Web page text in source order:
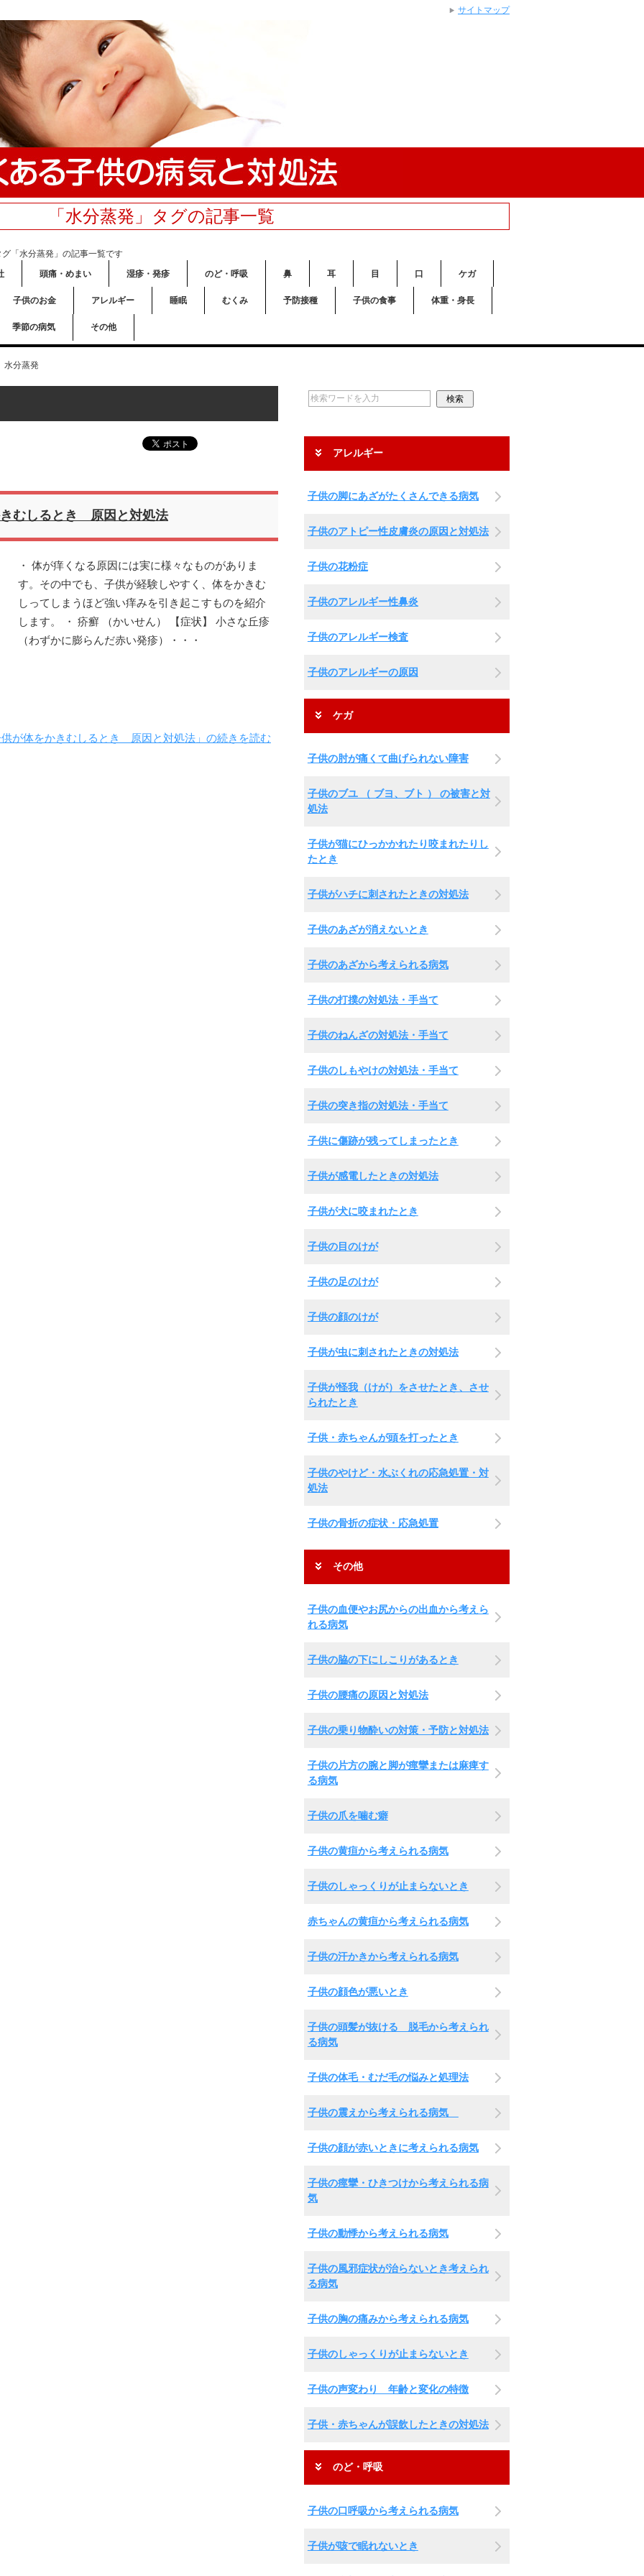
「水分蒸発」タグの記事一覧
「水分蒸発」の記事一覧です
頭痛・めまい 湿疹・発疹 のど・呼吸 鼻 耳 目 口 ケガ
子供のお金 アレルギー 睡眠 むくみ 予防接種 子供の食事 体重・身長
季節の病気 その他
水分蒸発
むしるとき 原因と対処法
・ 体が痒くなる原因には実に様々なものがありま
す。その中でも、子供が経験しやすく、体をかきむ
しってしまうほど強い痒みを引き起こすものを紹介
します。 ・ 疥癬 （かいせん） 【症状】 小さな丘疹
（わずかに膨らんだ赤い発疹）・・・
が体をかきむしるとき 原因と対処法」の続きを読む
アレルギー
子供の脚にあざがたくさんできる病気
子供のアトピー性皮膚炎の原因と対処法
子供の花粉症
子供のアレルギー性鼻炎
子供のアレルギー検査
子供のアレルギーの原因
ケガ
子供の肘が痛くて曲げられない障害
子供のブユ （ ブヨ、ブト ） の被害と対
処法
子供が猫にひっかかれたり咬まれたりし
たとき
子供がハチに刺されたときの対処法
子供のあざが消えないとき
子供のあざから考えられる病気
子供の打撲の対処法・手当て
子供のねんざの対処法・手当て
子供のしもやけの対処法・手当て
子供の突き指の対処法・手当て
子供に傷跡が残ってしまったとき
子供が感電したときの対処法
子供が犬に咬まれたとき
子供の目のけが
子供の足のけが
子供の顔のけが
子供が虫に刺されたときの対処法
子供が怪我（けが）をさせたとき、させ
られたとき
子供・赤ちゃんが頭を打ったとき
子供のやけど・水ぶくれの応急処置・対
処法
子供の骨折の症状・応急処置
その他
子供の血便やお尻からの出血から考えら
れる病気
子供の脇の下にしこりがあるとき
子供の腰痛の原因と対処法
子供の乗り物酔いの対策・予防と対処法
子供の片方の腕と脚が痙攣または麻痺す
る病気
子供の爪を噛む癖
子供の黄疸から考えられる病気
子供のしゃっくりが止まらないとき
赤ちゃんの黄疸から考えられる病気
子供の汗かきから考えられる病気
子供の顔色が悪いとき
子供の頭髪が抜ける 脱毛から考えられ
る病気
子供の体毛・むだ毛の悩みと処理法
子供の震えから考えられる病気
子供の顔が赤いときに考えられる病気
子供の痙攣・ひきつけから考えられる病
気
子供の動悸から考えられる病気
子供の風邪症状が治らないとき考えられ
る病気
子供の胸の痛みから考えられる病気
子供のしゃっくりが止まらないとき
子供の声変わり 年齢と変化の特徴
子供・赤ちゃんが誤飲したときの対処法
のど・呼吸
子供の口呼吸から考えられる病気
子供が咳で眠れないとき
サイトマップ